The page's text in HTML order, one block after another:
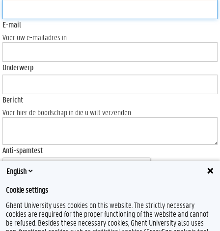
E-mail
Voer uw e-mailadres in
Onderwerp
Bericht
Voer hier de boodschap in die u wilt verzenden.
Anti-spamtest
Send
English
Cookie settings
Ghent University uses cookies on this website. The strictly necessary
cookies are required for the proper functioning of the website and cannot
be refused. Besides these necessary cookies, Ghent University also uses